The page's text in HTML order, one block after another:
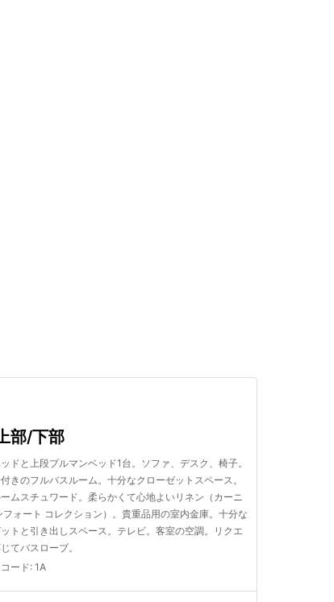
部/下部
ドと上段プルマンベッド1台。ソファ、デスク、椅子。
きのフルバスルーム。十分なクローゼットスペース。
ムスチュワード。柔らかくて心地よいリネン（カーニ
フォート コレクション）。貴重品用の室内金庫。十分な
トと引き出しスペース。テレビ。客室の空調。リクエ
てバスローブ。
ード: 1A